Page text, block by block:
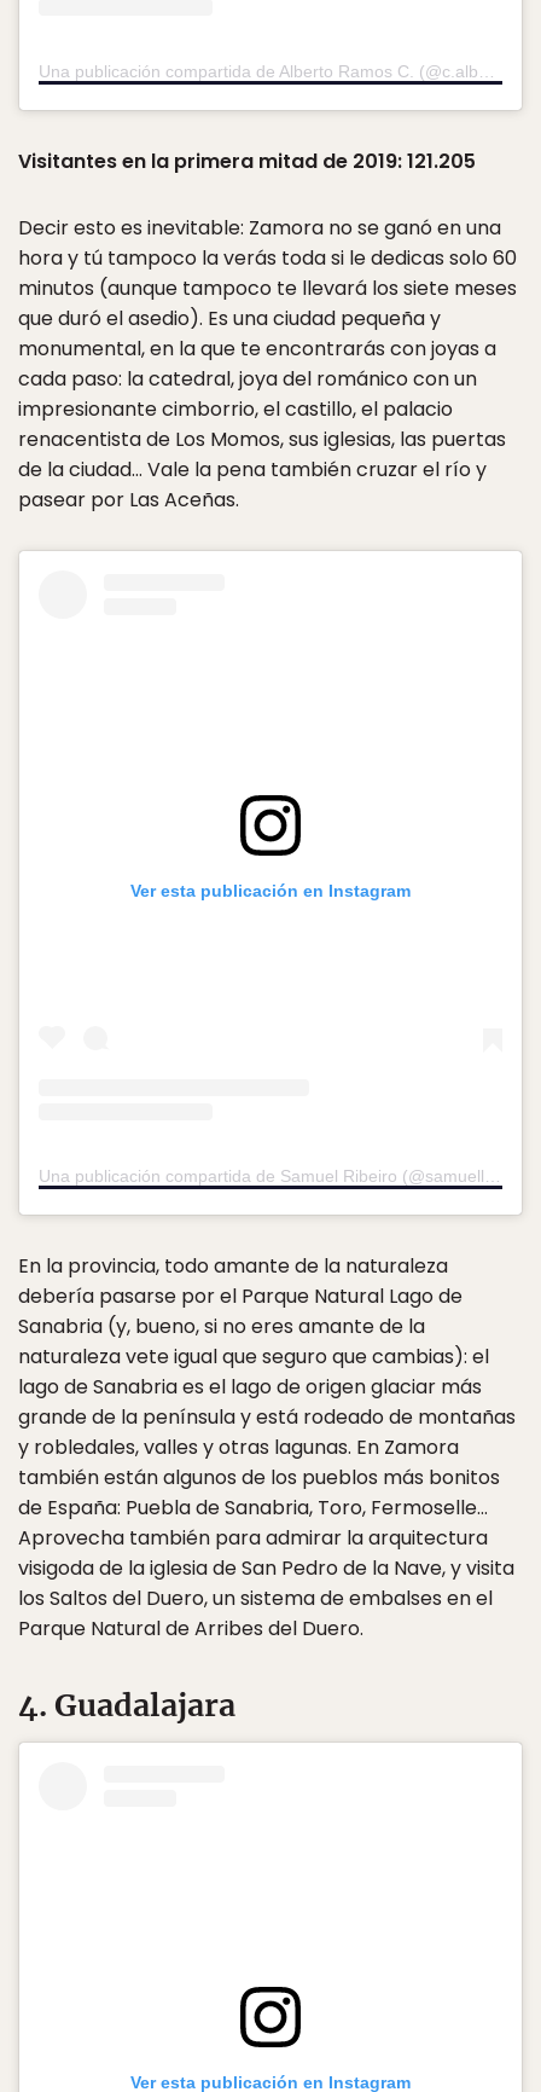
Visitantes en la primera mitad de 2019: 121.205
Decir esto es inevitable: Zamora no se ganó en una
hora y tú tampoco la verás toda si le dedicas solo 60
minutos (aunque tampoco te llevará los siete meses
que duró el asedio). Es una ciudad pequeña y
monumental, en la que te encontrarás con joyas a
cada paso: la catedral, joya del románico con un
impresionante cimborrio, el castillo, el palacio
renacentista de Los Momos, sus iglesias, las puertas
de la ciudad… Vale la pena también cruzar el río y
pasear por Las Aceñas.
Ver esta publicación en Instagram
Una publicación compartida de Samuel Ribeiro (@samuellealribeiro)
En la provincia, todo amante de la naturaleza
debería pasarse por el Parque Natural Lago de
Sanabria (y, bueno, si no eres amante de la
naturaleza vete igual que seguro que cambias): el
lago de Sanabria es el lago de origen glaciar más
grande de la península y está rodeado de montañas
y robledales, valles y otras lagunas. En Zamora
también están algunos de los pueblos más bonitos
de España: Puebla de Sanabria, Toro, Fermoselle…
Aprovecha también para admirar la arquitectura
visigoda de la iglesia de San Pedro de la Nave, y visita
los Saltos del Duero, un sistema de embalses en el
Parque Natural de Arribes del Duero.
4. Guadalajara
Ver esta publicación en Instagram